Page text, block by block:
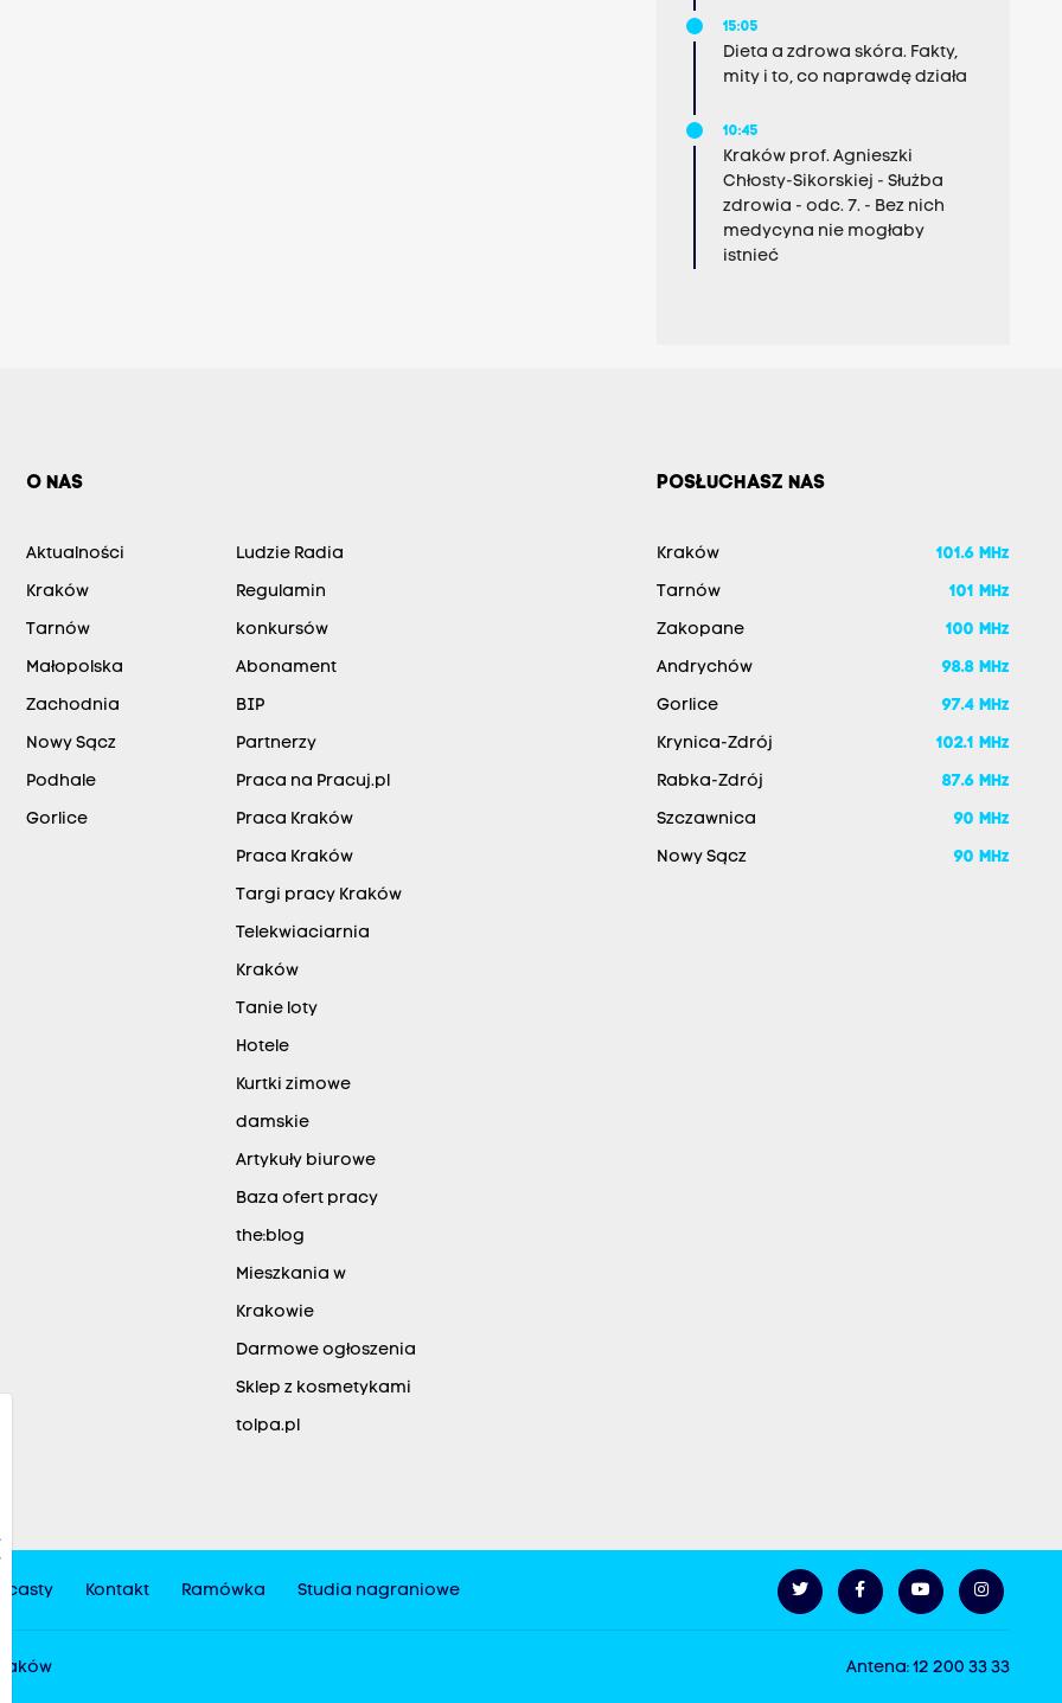
15:05
Dieta a zdrowa skóra. Fakty,
mity i to, co naprawdę działa
10:45
Kraków prof. Agnieszki
Chłosty-Sikorskiej - Służba
zdrowia - odc. 7. - Bez nich
medycyna nie mogłaby
istnieć
O NAS
Aktualności
Kraków
Tarnów
Małopolska
Zachodnia
Nowy Sącz
Podhale
Gorlice
Ludzie Radia
Regulamin
konkursów
Abonament
BIP
Partnerzy
Praca na Pracuj.pl
Praca Kraków
Praca Kraków
Targi pracy Kraków
Telekwiaciarnia
Kraków
Tanie loty
Hotele
Kurtki zimowe
damskie
Artykuły biurowe
Baza ofert pracy
the:blog
Mieszkania w
Krakowie
Darmowe ogłoszenia
Sklep z kosmetykami
tolpa.pl
POSŁUCHASZ NAS
Kraków 101.6 MHz
Tarnów 101 MHz
Zakopane 100 MHz
Andrychów 98.8 MHz
Gorlice 97.4 MHz
Krynica-Zdrój 102.1 MHz
Rabka-Zdrój 87.6 MHz
Szczawnica 90 MHz
Nowy Sącz 90 MHz
Kontakt Ramówka Studia nagraniowe
Antena: 12 200 33 33